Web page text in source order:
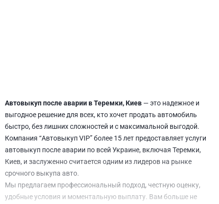
Автовыкуп после аварии в Теремки, Киев — это надежное и
выгодное решение для всех, кто хочет продать автомобиль
быстро, без лишних сложностей и с максимальной выгодой.
Компания “Автовыкуп VIP” более 15 лет предоставляет услуги
автовыкуп после аварии по всей Украине, включая Теремки,
Киев, и заслуженно считается одним из лидеров на рынке
срочного выкупа авто.
Мы предлагаем профессиональный подход, честную оценку,
удобные условия и моментальную выплату. Вам больше не